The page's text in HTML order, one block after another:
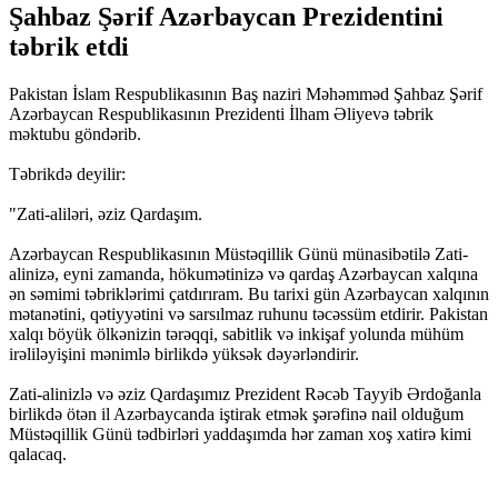
Şahbaz Şərif Azərbaycan Prezidentini
təbrik etdi
Pakistan İslam Respublikasının Baş naziri Məhəmməd Şahbaz Şərif
Azərbaycan Respublikasının Prezidenti İlham Əliyevə təbrik
məktubu göndərib.
Təbrikdə deyilir:
"Zati-aliləri, əziz Qardaşım.
Azərbaycan Respublikasının Müstəqillik Günü münasibətilə Zati-
alinizə, eyni zamanda, hökumətinizə və qardaş Azərbaycan xalqına
ən səmimi təbriklərimi çatdırıram. Bu tarixi gün Azərbaycan xalqının
mətanətini, qətiyyətini və sarsılmaz ruhunu təcəssüm etdirir. Pakistan
xalqı böyük ölkənizin tərəqqi, sabitlik və inkişaf yolunda mühüm
irəliləyişini mənimlə birlikdə yüksək dəyərləndirir.
Zati-alinizlə və əziz Qardaşımız Prezident Rəcəb Tayyib Ərdoğanla
birlikdə ötən il Azərbaycanda iştirak etmək şərəfinə nail olduğum
Müstəqillik Günü tədbirləri yaddaşımda hər zaman xoş xatirə kimi
qalacaq.